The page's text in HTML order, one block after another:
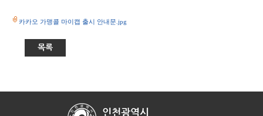
카카오 가맹콜 마이캡 출시 안내문.jpg
목록